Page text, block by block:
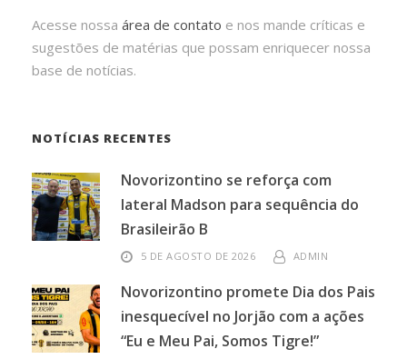
Acesse nossa área de contato e nos mande críticas e
sugestões de matérias que possam enriquecer nossa
base de notícias.
NOTÍCIAS RECENTES
Novorizontino se reforça com
lateral Madson para sequência do
Brasileirão B
5 DE AGOSTO DE 2026 ADMIN
Novorizontino promete Dia dos Pais
inesquecível no Jorjão com a ações
“Eu e Meu Pai, Somos Tigre!”